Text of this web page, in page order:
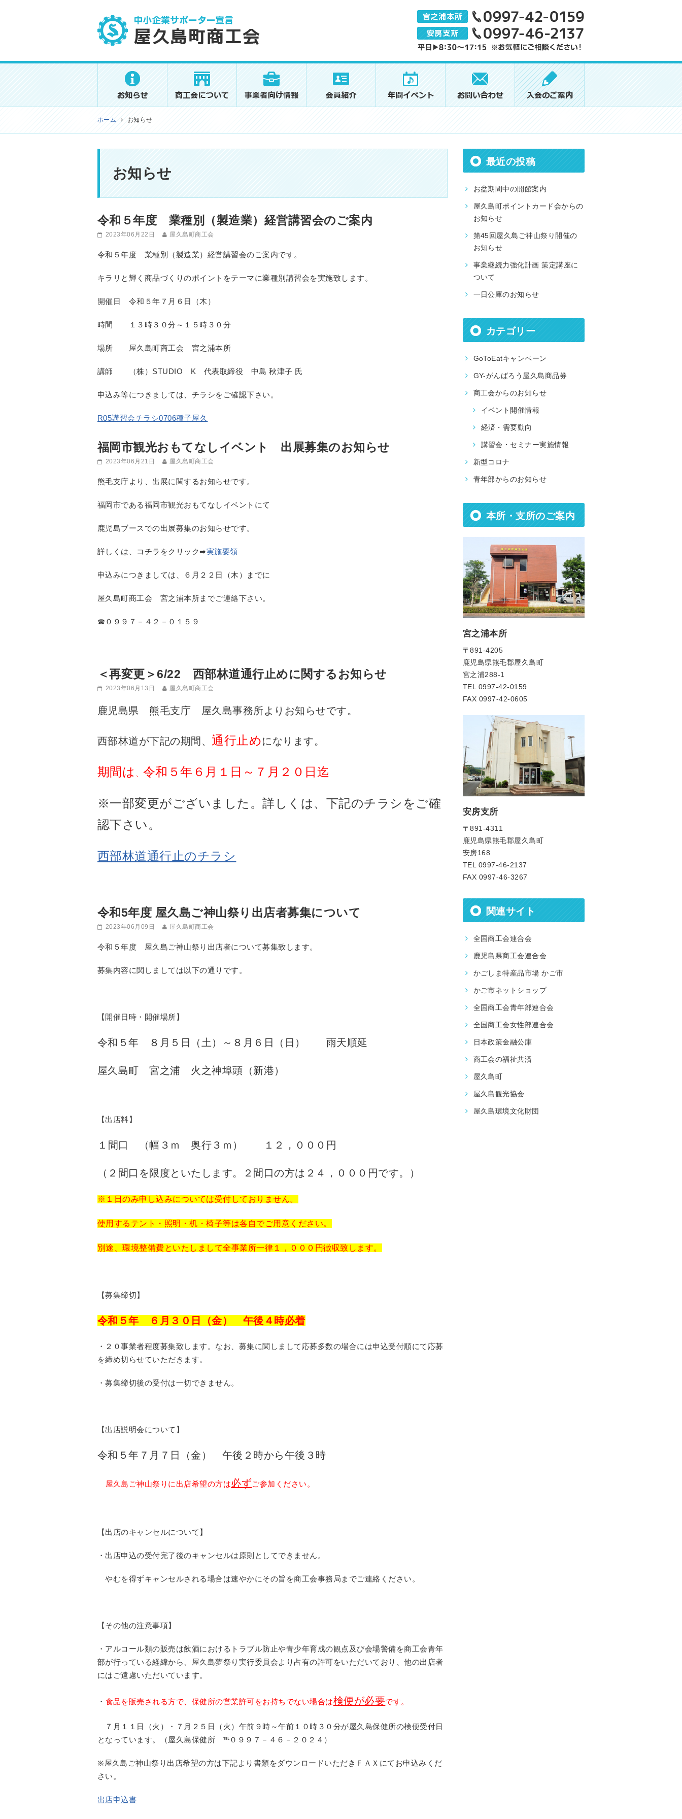
ホーム お知らせ
お知らせ
令和５年度 業種別（製造業）経営講習会のご案内
2023年06月22日 屋久島町商工会
令和５年度 業種別（製造業）経営講習会のご案内です。
キラリと輝く商品づくりのポイントをテーマに業種別講習会を実施致します。
開催日 令和５年７月６日（木）
時間 １３時３０分～１５時３０分
場所 屋久島町商工会 宮之浦本所
講師 （株）STUDIO K 代表取締役 中島 秋津子 氏
申込み等につきましては、チラシをご確認下さい。
R05講習会チラシ0706種子屋久
福岡市観光おもてなしイベント 出展募集のお知らせ
2023年06月21日 屋久島町商工会
熊毛支庁より、出展に関するお知らせです。
福岡市である福岡市観光おもてなしイベントにて
鹿児島ブースでの出展募集のお知らせです。
詳しくは、コチラをクリック➡実施要領
申込みにつきましては、６月２２日（木）までに
屋久島町商工会 宮之浦本所までご連絡下さい。
☎０９９７－４２－０１５９
＜再変更＞6/22 西部林道通行止めに関するお知らせ
2023年06月13日 屋久島町商工会
鹿児島県 熊毛支庁 屋久島事務所よりお知らせです。
西部林道が下記の期間、通行止めになります。
期間は 令和５年６月１日～７ 月２０日迄
※一部変更がございました。詳しくは、下記のチラシをご確
認下さい。
西部林道通行止のチラシ
令和5年度 屋久島ご神山祭り出店者募集について
2023年06月09日 屋久島町商工会
令和５年度 屋久島ご神山祭り出店者について募集致します。
募集内容に関しましては以下の通りです。
【開催日時・開催場所】
令和５年 ８月５日（土）～８月６日（日） 雨天順延
屋久島町 宮之浦 火之神埠頭（新港）
【出店料】
１ 間口 （幅３ｍ 奥行３ｍ） １２，０００円
（２間口を限度といたします。２間口の方は２４，０００円です。）
※１日のみ申し込みについては受付しておりません。
使用するテント・照明・机・椅子等は各自でご用意ください。
別途、環境整備費といたしまして全事業所一律１，０００円徴収致します。
【募集締切】
令和５年 ６月３０日（金） 午後４時必着
・２０事業者程度募集致します。なお、募集に関しまして応募多数の場合には申込受付順にて応募
を締め切らせていただきます。
・募集締切後の受付は一切できません。
【出店説明会について】
令和５年７月７日（金） 午後２時から午後３時
屋久島ご神山祭りに出店希望の方は必ずご参加ください。
【出店のキャンセルについて】
・出店申込の受付完了後のキャンセルは原則としてできません。
やむを得ずキャンセルされる場合は速やかにその旨を商工会事務局までご連絡ください。
【その他の注意事項】
・アルコール類の販売は飲酒におけるトラブル防止や青少年育成の観点及び会場警備を商工会青年
部が行っている経緯から、屋久島夢祭り実行委員会より占有の許可をいただいており、他の出店者
にはご遠慮いただいています。
・ 食品を販売される方で、保健所の営業許可をお持ちでない場合は検便が必要です。
７月１１日（火）・７月２５日（火）午前９時～午前１０時３０分が屋久島保健所の検便受付日
となっています。（屋久島保健所 ℡０９９７－４６－２０２４ ）
※ 屋久島ご神山祭り出店希望の方は下記より書類をダウンロードいただきＦＡＸにてお申込みくだ
さい。
出店申込書
最近の投稿
お盆期間中の開館案内
屋久島町ポイントカード会からの
お知らせ
第45回屋久島ご神山祭り開催の
お知らせ
事業継続力強化計画 策定講座に
ついて
一日公庫のお知らせ
カテゴリー
GoToEatキャンペーン
GY-がんばろう屋久島商品券
商工会からのお知らせ
イベント開催情報
経済・需要動向
講習会・セミナー実施情報
新型コロナ
青年部からのお知らせ
本所・支所のご案内
宮之浦本所
〒891-4205
鹿児島県熊毛郡屋久島町
宮之浦288-1
TEL 0997-42-0159
FAX 0997-42-0605
安房支所
〒891-4311
鹿児島県熊毛郡屋久島町
安房168
TEL 0997-46-2137
FAX 0997-46-3267
関連サイト
全国商工会連合会
鹿児島県商工会連合会
かごしま特産品市場 かご市
かご市ネットショップ
全国商工会青年部連合会
全国商工会女性部連合会
日本政策金融公庫
商工会の福祉共済
屋久島町
屋久島観光協会
屋久島環境文化財団